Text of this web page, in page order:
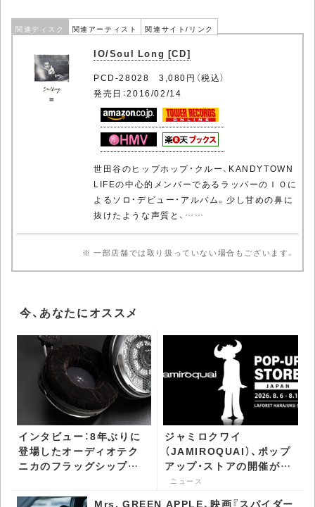
関連ディスク 関連アーティスト 関連サイト/リンク
IO/Soul Long [CD]
PCD-28028 3,080円（税込）
発売日：2016/02/14
世田谷のヒップホップ・クルー、KANDYTOWN
LIFEの中心的メンバーであるラッパーのＩＯに
よるソロ・デビュー・アルバム。少し甘めの鼻に
抜けたような声質と、……
※ 一部店舗では取り扱っていない場合もございます。
今、あなたにオススメ
インタビュー：8年ぶりに
登場したオーディオテク
ニカのフラッグシップ
フォンが到達した未踏の
ジャミロクワイ
（JAMIROQUAI）、ポップ
アップ・ストアの開催が決
定 アパレルやインテリア
ニュース
Mrs. GREEN APPLE、映画『スパイダー